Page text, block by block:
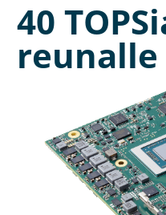
40
reunalle